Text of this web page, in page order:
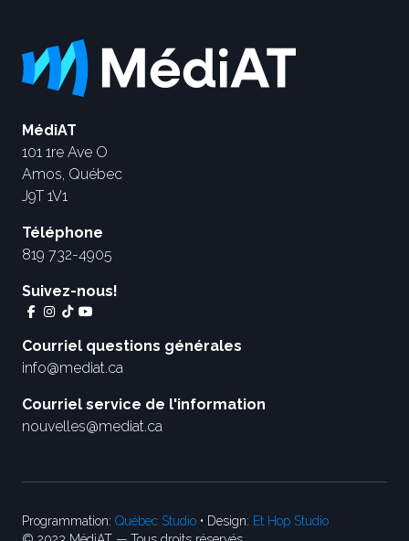
MédiAT
101 1re Ave O
Amos, Québec
J9T 1V1
Téléphone
819 732-4905
Suivez-nous!
Courriel questions générales
info@mediat.ca
Courriel service de l'information
nouvelles@mediat.ca
Programmation: Québec Studio • Design: Et Hop Studio